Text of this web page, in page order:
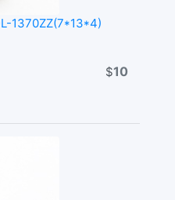
1370ZZ(7*13*4)
$10